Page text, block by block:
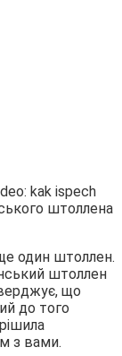
один штоллен.
штоллен
що
до того
з вами.